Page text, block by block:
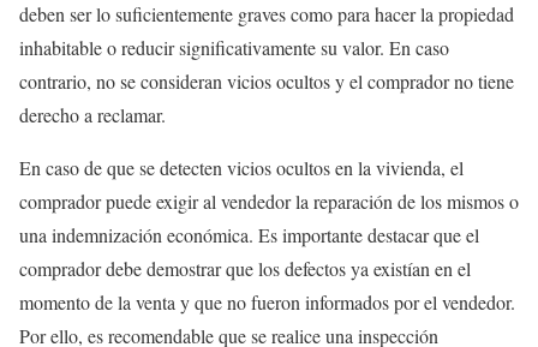
deben ser lo suficientemente graves como para hacer la propiedad
inhabitable o reducir significativamente su valor. En caso
contrario, no se consideran vicios ocultos y el comprador no tiene
derecho a reclamar.
En caso de que se detecten vicios ocultos en la vivienda, el
comprador puede exigir al vendedor la reparación de los mismos o
una indemnización económica. Es importante destacar que el
comprador debe demostrar que los defectos ya existían en el
momento de la venta y que no fueron informados por el vendedor.
Por ello, es recomendable que se realice una inspección